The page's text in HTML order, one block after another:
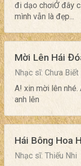
đi dạo chơiỞ đây
mình vẫn là đẹp...
Mời Lên Hái
Nhạc sĩ: Chưa Biết
A! xin mời lên
anh lên
Hái Bông Hoa
Nhạc sĩ: Thiếu Nhi